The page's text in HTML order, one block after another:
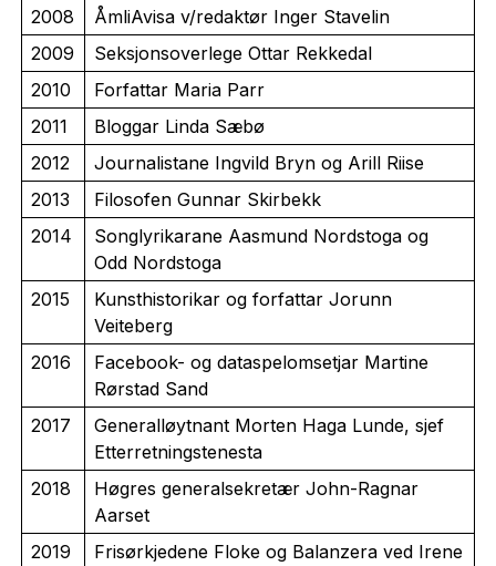
2008
ÅmliAvisa v/redaktør Inger Stavelin
2009
Seksjonsoverlege Ottar Rekkedal
2010
Forfattar Maria Parr
2011
Bloggar Linda Sæbø
2012
Journalistane Ingvild Bryn og Arill Riise
2013
Filosofen Gunnar Skirbekk
2014
Songlyrikarane Aasmund Nordstoga og
Odd Nordstoga
2015
Kunsthistorikar og forfattar Jorunn
Veiteberg
2016
Facebook- og dataspelomsetjar Martine
Rørstad Sand
2017
Generalløytnant Morten Haga Lunde, sjef
Etterretningstenesta
2018
Høgres generalsekretær John-Ragnar
Aarset
2019
Frisørkjedene Floke og Balanzera ved Irene